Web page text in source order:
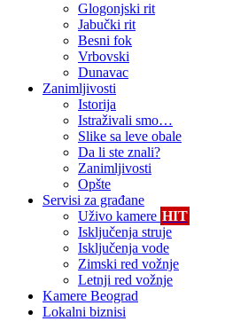
Glogonjski rit
Jabučki rit
Besni fok
Vrbovski
Dunavac
Zanimljivosti
Istorija
Istraživali smo…
Slike sa leve obale
Da li ste znali?
Zanimljivosti
Opšte
Servisi za građane
Uživo kamere HIT
Isključenja struje
Isključenja vode
Zimski red vožnje
Letnji red vožnje
Kamere Beograd
Lokalni biznisi